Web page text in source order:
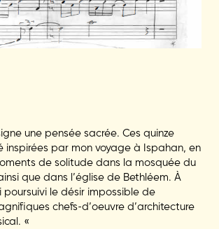
une pensée sacrée. Ces quinze
inspirées par mon voyage à Ispahan, en
de solitude dans la mosquée du
que dans l’église de Bethléem. À
poursuivi le désir impossible de
chefs-d’oeuvre d’architecture
«